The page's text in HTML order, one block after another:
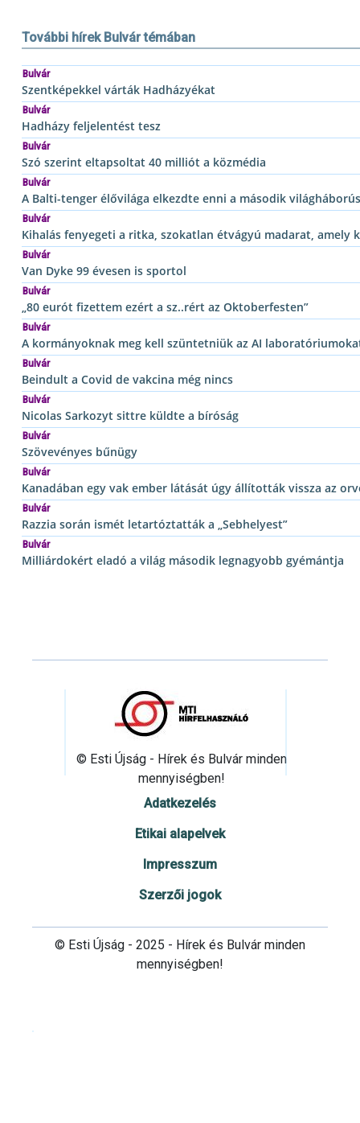
További hírek Bulvár témában
Bulvár
Szentképekkel várták Hadházyékat
Bulvár
Hadházy feljelentést tesz
Bulvár
Szó szerint eltapsoltat 40 milliót a közmédia
Bulvár
A Balti-tenger élővilága elkezdte enni a második
Bulvár
Kihalás fenyegeti a ritka, szokatlan étvágyú madarat, amely
Bulvár
Van Dyke 99 évesen is sportol
Bulvár
„80 eurót fizettem ezért a sz..rért az Oktoberfesten”
Bulvár
A kormányoknak meg kell szüntetniük az AI
Bulvár
Beindult a Covid de vakcina még nincs
Bulvár
Nicolas Sarkozyt sittre küldte a bíróság
Bulvár
Szövevényes bűnügy
Bulvár
Kanadában egy vak ember látását úgy állították vissza az
Bulvár
Razzia során ismét letartóztatták a „Sebhelyest”
Bulvár
Milliárdokért eladó a világ második legnagyobb gyémántja
© Esti Újság - Hírek és Bulvár minden
mennyiségben!
Adatkezelés
Etikai alapelvek
Impresszum
Szerzői jogok
© Esti Újság - 2025 - Hírek és Bulvár minden
mennyiségben!